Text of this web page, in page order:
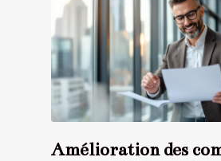
Amélioration des